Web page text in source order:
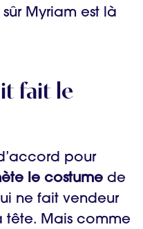
Myriam est là
fait le
pour
le costume de
ne fait vendeur
tête. Mais comme